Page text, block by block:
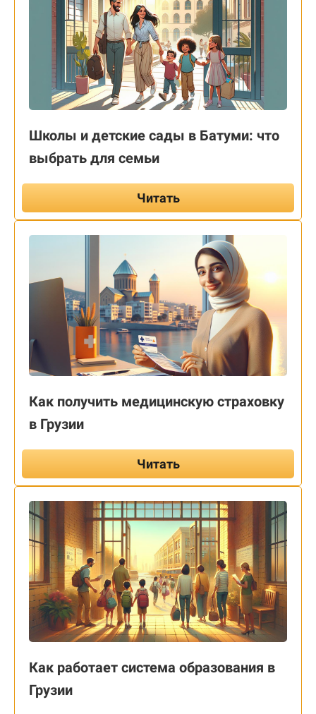
Школы и детские сады в Батуми: что
выбрать для семьи
Читать
Как получить медицинскую страховку
в Грузии
Читать
Как работает система образования в
Грузии